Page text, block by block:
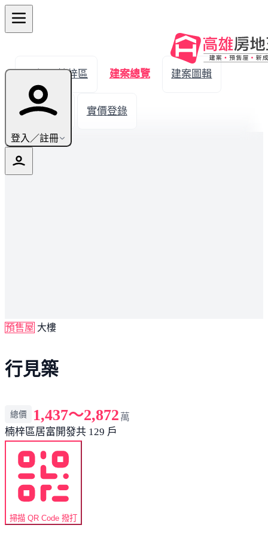
登入／註冊
← 返回楠梓區 建案總覽 建案圖輯
生活機能 實價登錄
預售屋 大樓
行見築
總價 1,437～2,872 萬
楠梓區居富開發共 129 戶
掃描 QR Code 撥打